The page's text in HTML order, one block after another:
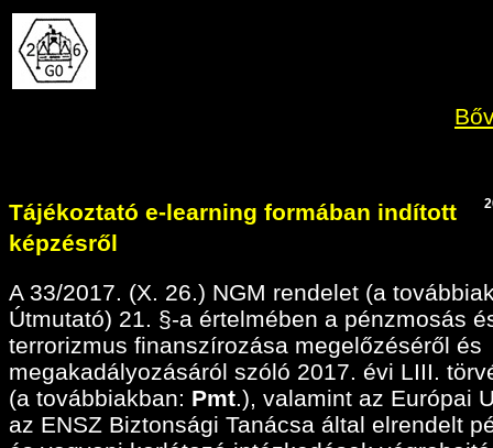
Tájékoztató e-learning formában indított
képzésről
A 33/2017. (X. 26.) NGM rendelet (a
Útmutató) 21. §-a értelmében a pénzmosás
terrorizmus finanszírozása megelőzéséről és
megakadályozásáról szóló 2017. évi LIII.
(a továbbiakban: Pmt.), valamint az Európai
az ENSZ Biztonsági Tanácsa által elrendelt